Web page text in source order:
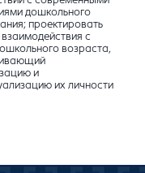
дошкольного
проектировать
с
возраста,
и
их личности